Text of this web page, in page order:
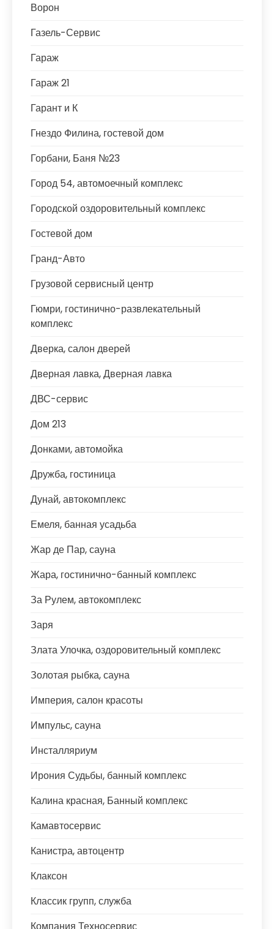
Ворон
Газель-Сервис
Гараж
Гараж 21
Гарант и К
Гнездо Филина, гостевой дом
Горбани, Баня №23
Город 54, автомоечный комплекс
Городской оздоровительный комплекс
Гостевой дом
Гранд-Авто
Грузовой сервисный центр
Гюмри, гостинично-развлекательный
комплекс
Дверка, салон дверей
Дверная лавка, Дверная лавка
ДВС-сервис
Дом 213
Донками, автомойка
Дружба, гостиница
Дунай, автокомплекс
Емеля, банная усадьба
Жар де Пар, сауна
Жара, гостинично-банный комплекс
За Рулем, автокомплекс
Заря
Злата Улочка, оздоровительный комплекс
Золотая рыбка, сауна
Империя, салон красоты
Импульс, сауна
Инсталляриум
Ирония Судьбы, банный комплекс
Калина красная, Банный комплекс
Камавтосервис
Канистра, автоцентр
Клаксон
Классик групп, служба